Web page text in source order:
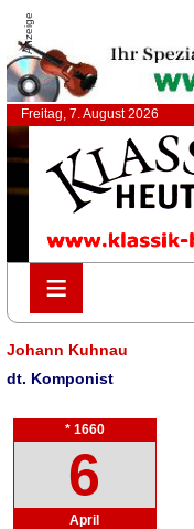
Anzeige
Freitag, 7. August 2026
≡
≡
Johann Kuhnau
dt. Komponist
* 1660
6
April